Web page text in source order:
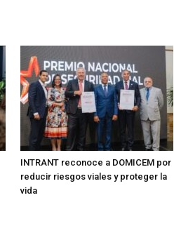
INTRANT reconoce a DOMICEM por
reducir riesgos viales y proteger la
vida